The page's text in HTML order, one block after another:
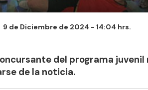
9 de Diciembre de 2024 - 14:04 hrs.
del programa
de la noticia.